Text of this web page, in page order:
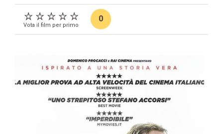
Vota il film per primo
0